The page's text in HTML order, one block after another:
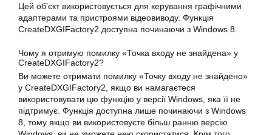
Цей об’єкт використовується для керування графічними
адаптерами та пристроями відеовиводу. Функція
CreateDXGIFactory2 доступна починаючи з Windows 8.
Чому я отримую помилку «Точка входу не знайдена» у
CreateDXGIFactory2?
Ви можете отримати помилку «Точку входу не знайдено»
у CreateDXGIFactory2, якщо ви намагаєтеся
використовувати цю функцію у версії Windows, яка її не
підтримує. Функція доступна лише починаючи з Windows
8, тому якщо ви використовуєте більш ранню версію